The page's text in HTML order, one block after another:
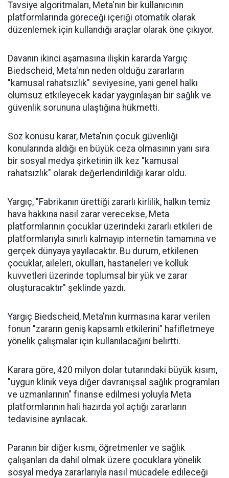
Tavsiye algoritmaları, Meta'nın bir kullanıcının
platformlarında göreceği içeriği otomatik olarak
düzenlemek için kullandığı araçlar olarak öne çıkıyor.
Davanın ikinci aşamasına ilişkin kararda Yargıç
Biedscheid, Meta'nın neden olduğu zararların
"kamusal rahatsızlık" seviyesine, yani genel halkı
olumsuz etkileyecek kadar yaygınlaşan bir sağlık ve
güvenlik sorununa ulaştığına hükmetti.
Söz konusu karar, Meta'nın çocuk güvenliği
konularında aldığı en büyük ceza olmasının yanı sıra
bir sosyal medya şirketinin ilk kez "kamusal
rahatsızlık" olarak değerlendirildiği karar oldu.
Yargıç, "Fabrikanın ürettiği zararlı kirlilik, halkın temiz
hava hakkına nasıl zarar verecekse, Meta
platformlarının çocuklar üzerindeki zararlı etkileri de
platformlarıyla sınırlı kalmayıp internetin tamamına ve
gerçek dünyaya yayılacaktır. Bu durum, etkilenen
çocuklar, aileleri, okulları, hastaneleri ve kolluk
kuvvetleri üzerinde toplumsal bir yük ve zarar
oluşturacaktır" şeklinde yazdı.
Yargıç Biedscheid, Meta'nın kurmasına karar verilen
fonun "zararın geniş kapsamlı etkilerini" hafifletmeye
yönelik çalışmalar için kullanılacağını belirtti.
Karara göre, 420 milyon dolar tutarındaki büyük kısım,
"uygun klinik veya diğer davranışsal sağlık programları
ve uzmanlarının" finanse edilmesi yoluyla Meta
platformlarının hali hazırda yol açtığı zararların
tedavisine ayrılacak.
Paranın bir diğer kısmı, öğretmenler ve sağlık
çalışanları da dahil olmak üzere çocuklara yönelik
sosyal medya zararlarıyla nasıl mücadele edileceği